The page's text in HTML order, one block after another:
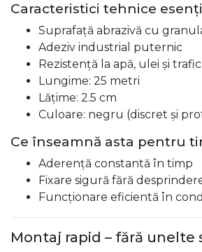
Caracteristici tehnice
Suprafață abrazivă cu
Adeziv industrial puternic
Rezistență la apă, ulei și
Lungime: 25 metri
Lățime: 2.5 cm
Culoare: negru (discret și
Ce înseamnă asta pentru
Aderență constantă în timp
Fixare sigură fără
Funcționare eficientă în
Montaj rapid – fără unelte